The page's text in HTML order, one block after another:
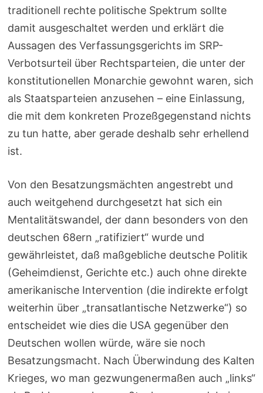
traditionell rechte politische Spektrum sollte
damit ausgeschaltet werden und erklärt die
Aussagen des Verfassungsgerichts im SRP-
Verbotsurteil über Rechtsparteien, die unter der
konstitutionellen Monarchie gewohnt waren, sich
als Staatsparteien anzusehen – eine Einlassung,
die mit dem konkreten Prozeßgegenstand nichts
zu tun hatte, aber gerade deshalb sehr erhellend
ist.
Von den Besatzungsmächten angestrebt und
auch weitgehend durchgesetzt hat sich ein
Mentalitätswandel, der dann besonders von den
deutschen 68ern „ratifiziert“ wurde und
gewährleistet, daß maßgebliche deutsche Politik
(Geheimdienst, Gerichte etc.) auch ohne direkte
amerikanische Intervention (die indirekte erfolgt
weiterhin über „transatlantische Netzwerke“) so
entscheidet wie dies die USA gegenüber den
Deutschen wollen würde, wäre sie noch
Besatzungsmacht. Nach Überwindung des Kalten
Krieges, wo man gezwungenermaßen auch „links“